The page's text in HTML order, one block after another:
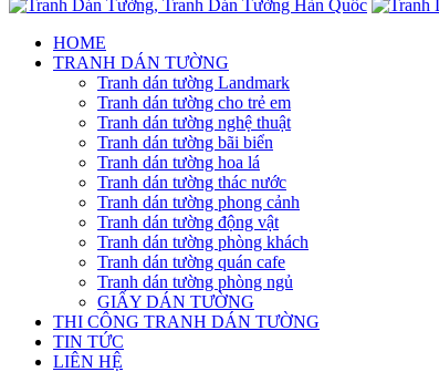
HOME
TRANH DÁN TƯỜNG
Tranh dán tường Landmark
Tranh dán tường cho trẻ em
Tranh dán tường nghệ thuật
Tranh dán tường bãi biển
Tranh dán tường hoa lá
Tranh dán tường thác nước
Tranh dán tường phong cảnh
Tranh dán tường động vật
Tranh dán tường phòng khách
Tranh dán tường quán cafe
Tranh dán tường phòng ngủ
GIẤY DÁN TƯỜNG
THI CÔNG TRANH DÁN TƯỜNG
TIN TỨC
LIÊN HỆ